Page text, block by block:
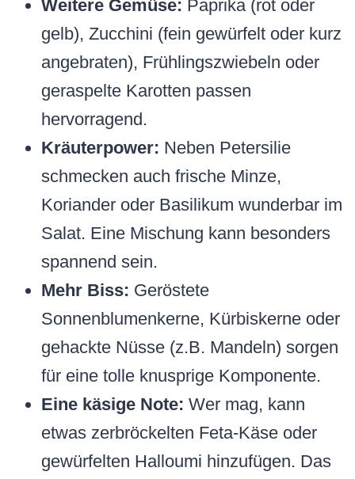
Weitere Gemüse: Paprika (rot oder
gelb), Zucchini (fein gewürfelt oder kurz
angebraten), Frühlingszwiebeln oder
geraspelte Karotten passen
hervorragend.
Kräuterpower: Neben Petersilie
schmecken auch frische Minze,
Koriander oder Basilikum wunderbar im
Salat. Eine Mischung kann besonders
spannend sein.
Mehr Biss: Geröstete
Sonnenblumenkerne, Kürbiskerne oder
gehackte Nüsse (z.B. Mandeln) sorgen
für eine tolle knusprige Komponente.
Eine käsige Note: Wer mag, kann
etwas zerbröckelten Feta-Käse oder
gewürfelten Halloumi hinzufügen. Das